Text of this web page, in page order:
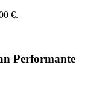
€.
Performante